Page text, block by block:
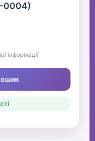
0004)
інформації